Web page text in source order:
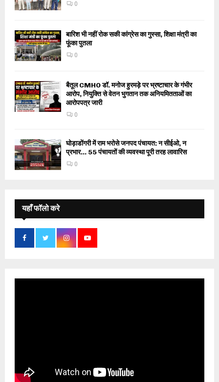
0
बारिश भी नहीं रोक सकी कांग्रेस का गुस्सा, शिक्षा मंत्री का
फूंका पुतला
0
बैतूल CMHO डॉ. मनोज हुरमड़े पर भ्रष्टाचार के गंभीर
आरोप, नियुक्ति से वेतन भुगतान तक अनियमितताओं का
आरोपपत्र जारी
0
घोड़ाडोंगरी में राम भरोसे जनपद पंचायत: न सीईओ, न
प्रभार… 55 पंचायतों की व्यवस्था पूरी तरह लावारिस
0
यहाँ फॉलो करे